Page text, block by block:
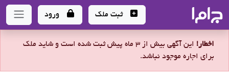
- سامانه جامع املاک و مشاورین املاک
ثبت ملک ورود
اخطار!
این آگهی بیش از 3 ماه پیش ثبت شده است و شاید ملک
برای اجاره موجود نباشد.